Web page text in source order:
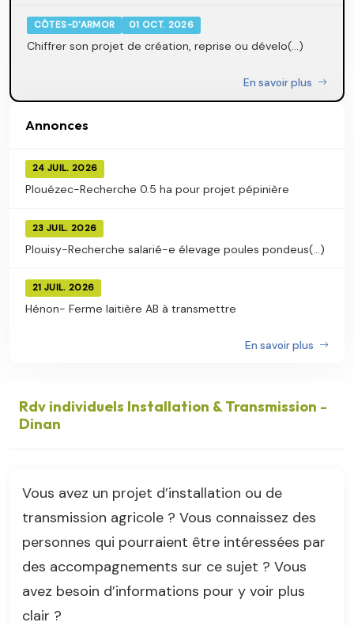
CÔTES-D'ARMOR 01 OCT. 2026
Chiffrer son projet de création, reprise ou dévelo(...)
En savoir plus
Annonces
24 JUIL. 2026
Plouézec-Recherche 0.5 ha pour projet pépinière
23 JUIL. 2026
Plouisy-Recherche salarié-e élevage poules pondeus(...)
21 JUIL. 2026
Hénon- Ferme laitière AB à transmettre
En savoir plus
Rdv individuels Installation & Transmission -
Dinan
Vous avez un projet d’installation ou de
transmission agricole ? Vous connaissez des
personnes qui pourraient être intéressées par
des accompagnements sur ce sujet ? Vous
avez besoin d’informations pour y voir plus
clair ?